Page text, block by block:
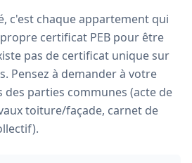
c'est chaque appartement qui
certificat PEB pour être
pas de certificat unique sur
Pensez à demander à votre
des parties communes (acte de
toiture/façade, carnet de